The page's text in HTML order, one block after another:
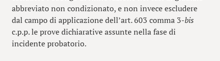
abbreviato non condizionato, e non invece escludere
dal campo di applicazione dell’art. 603 comma 3-bis
c.p.p. le prove dichiarative assunte nella fase di
incidente probatorio.